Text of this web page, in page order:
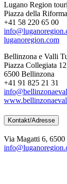
Lugano Region
Piazza della Riforma
+41 58 220 65 00
luganoregion.com
Bellinzona e Valli
Piazza Collegiata 12
6500 Bellinzona
+41 91 825 21 31
Kontakt/Adresse
Via Magatti 6, 6500